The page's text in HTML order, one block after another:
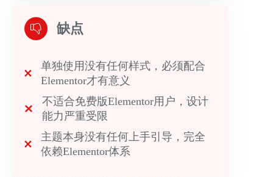
缺点
单独使用没有任何样式，必须配合
Elementor才有意义
不适合免费版Elementor用户，设计
能力严重受限
主题本身没有任何上手引导，完全
依赖Elementor体系